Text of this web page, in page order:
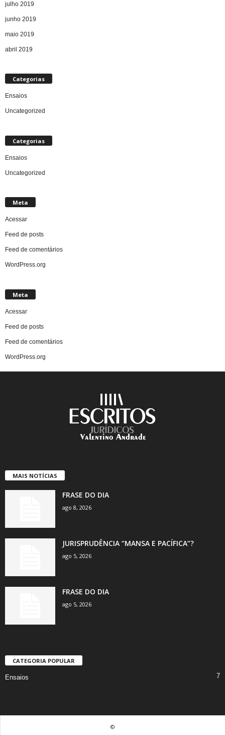
julho 2019
junho 2019
maio 2019
abril 2019
Categorias
Ensaios
Uncategorized
Categorias
Ensaios
Uncategorized
Meta
Acessar
Feed de posts
Feed de comentários
WordPress.org
Meta
Acessar
Feed de posts
Feed de comentários
WordPress.org
MAIS NOTÍCIAS
FRASE DO DIA
ago 8, 2026
JURISPRUDÊNCIA “MANSA E PACÍFICA”?
ago 5, 2026
FRASE DO DIA
ago 5, 2026
CATEGORIA POPULAR
Ensaios 7
©